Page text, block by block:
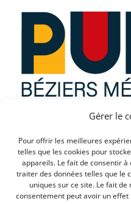
Gérer le
Pour offrir les meilleures
telles que les cookies pour
appareils. Le fait de consentir
traiter des données telles que le
uniques sur ce site. Le fait
consentement peut avoir un
Que